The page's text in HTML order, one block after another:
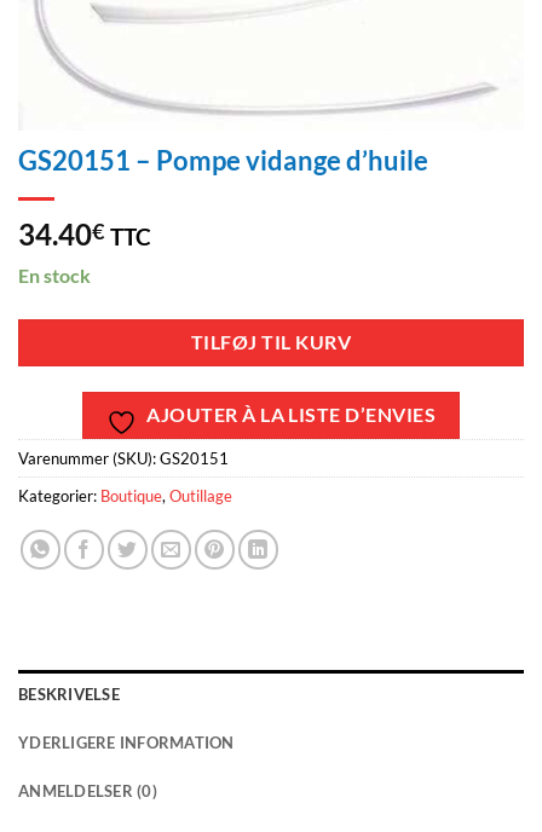
GS20151 – Pompe vidange d’huile
34.40€ TTC
En stock
TILFØJ TIL KURV
AJOUTER À LA LISTE D’ENVIES
Varenummer (SKU):GS20151
Kategorier: Boutique, Outillage
BESKRIVELSE
YDERLIGERE INFORMATION
ANMELDELSER (0)